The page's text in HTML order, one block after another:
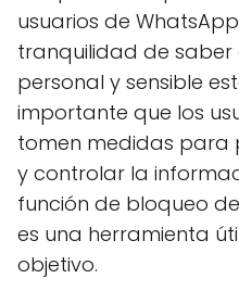
usuarios de
tranquilidad de saber
personal y sensible
importante que los
tomen medidas para
y controlar la
función de bloqueo
es una herramienta
objetivo.